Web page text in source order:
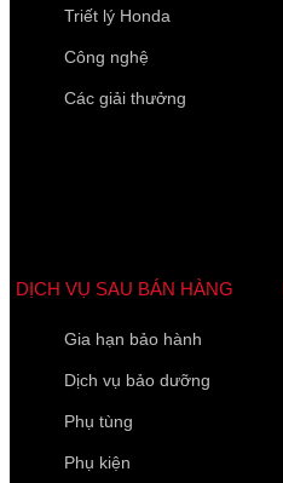
Triết lý Honda
Công nghệ
Các giải thưởng
DỊCH VỤ SAU BÁN HÀNG
Gia hạn bảo hành
Dịch vụ bảo dưỡng
Phụ tùng
Phụ kiện